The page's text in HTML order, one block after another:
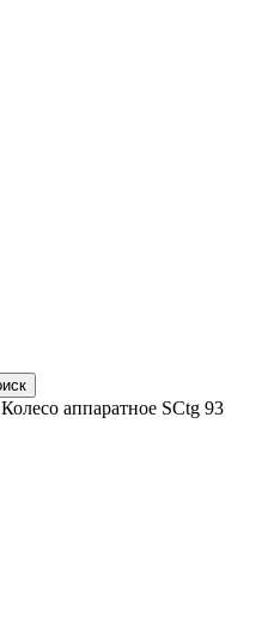
Колесо аппаратное SCtg 93